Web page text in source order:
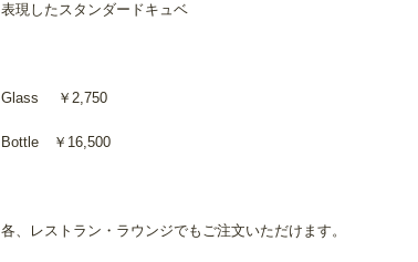
表現したスタンダードキュベ
Glass ￥2,750
Bottle ￥16,500
各、レストラン・ラウンジでもご注文いただけます。